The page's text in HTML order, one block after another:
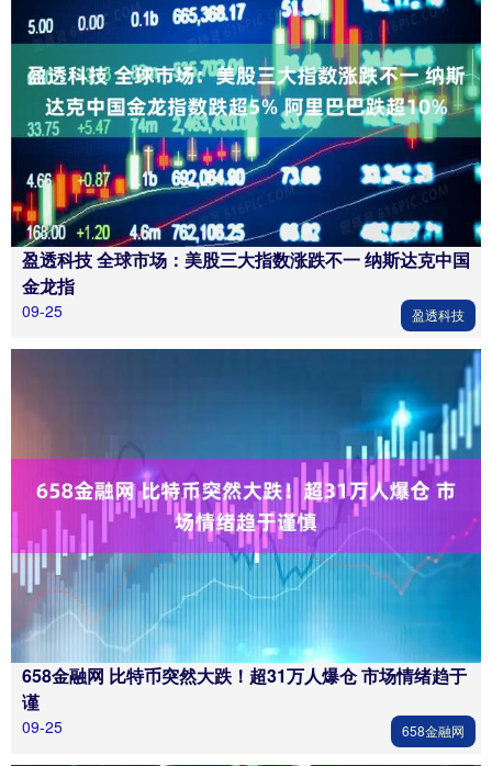
盈透科技 全球市场：美股三大指数涨跌不一 纳斯达克中国
金龙指
09-25 盈透科技
658金融网 比特币突然大跌！超31万人爆仓 市场情绪趋于
谨
09-25 658金融网